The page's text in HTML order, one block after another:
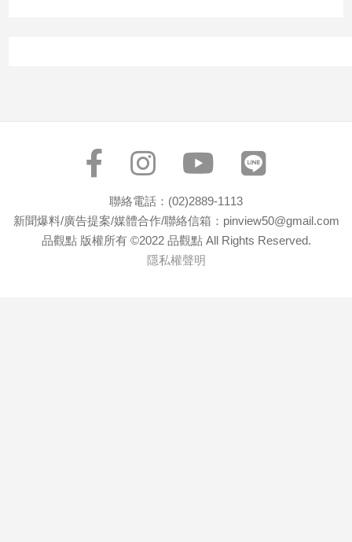
聯絡電話：(02)2889-1113
新聞爆料/廣告提案/媒體合作/聯絡信箱：pinview50@gmail.com
品觀點 版權所有 ©2022 品觀點 All Rights Reserved.
隱私權聲明